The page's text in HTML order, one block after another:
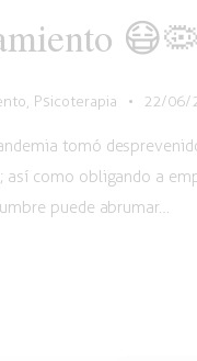
Psicoterapia 22/06/
tomó
así como obligando a
puede abrumar…